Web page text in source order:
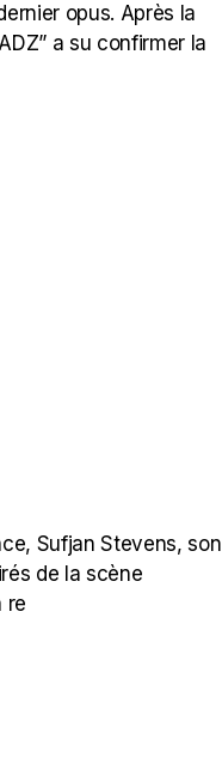
opus. Après la
a su confirmer la
Sufjan Stevens, son
de la scène
re